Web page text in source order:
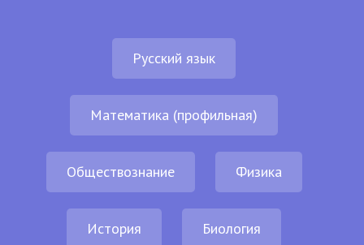
Русский язык
Математика (профильная)
Обществознание Физика
История Биология